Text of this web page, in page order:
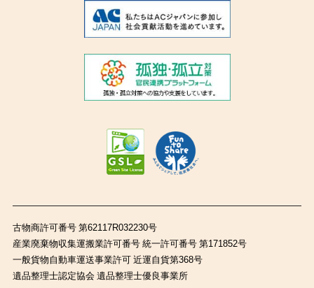
古物商許可番号 第62117R032230号
産業廃棄物収集運搬業許可番号 統一許可番号 第171852号
一般貨物自動車運送事業許可 近運自貨第368号
遺品整理士認定協会 遺品整理士優良事業所